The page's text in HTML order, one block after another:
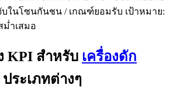
บในโซนกันชน / เกณฑ์ยอมรับ เป้าหมาย:
ม่ำเสมอ
KPI สำหรับ เครื่องดัก
ประเภทต่างๆ